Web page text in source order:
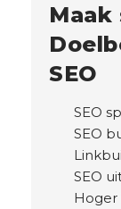
Maak
SEO
SEO
SEO
SEO
Hoger